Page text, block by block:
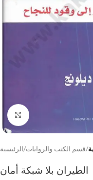
Click to enlarge
الرئيسية قسم الكتب والروايات
الطيران بلا شبكة أمان